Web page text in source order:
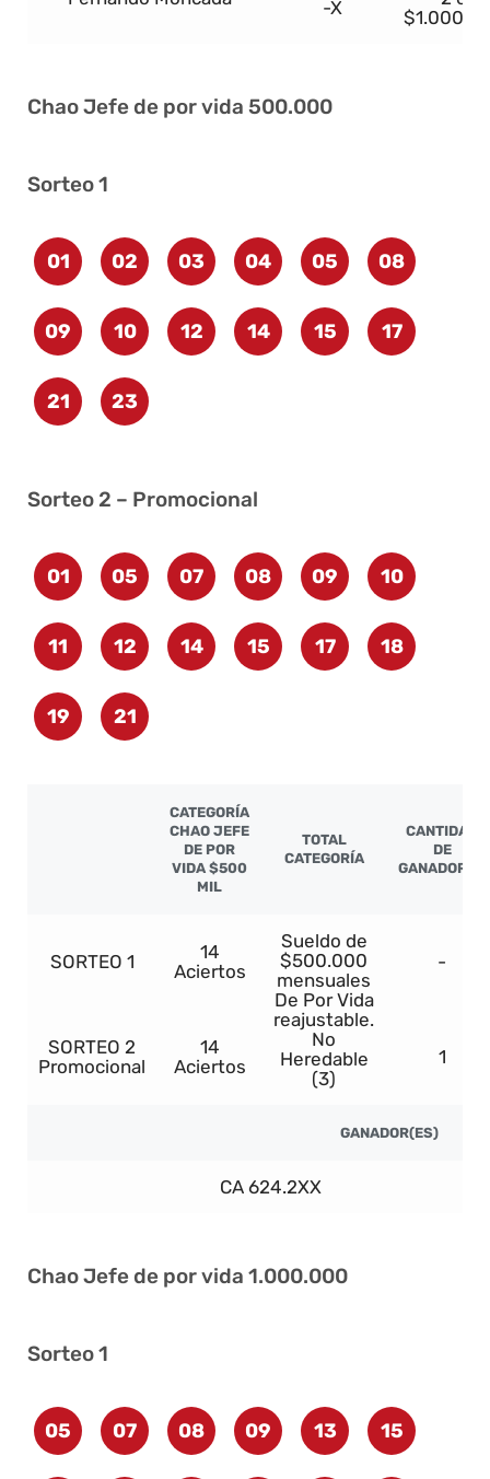
-X
Chao Jefe de por vida 500.000
Sorteo 1
01 02 03 04 05 08
09 10 12 14 15 17
21 23
Sorteo 2 – Promocional
01 05 07 08 09 10
11 12 14 15 17 18
19 21
CATEGORÍA
CHAO JEFE
DE POR
VIDA $500
MIL
TOTAL
CATEGORÍA
CANTIDAD
DE
GANADORES
SORTEO 1
14
Aciertos
Sueldo de
$500.000
mensuales
De Por Vida
reajustable.
No
Heredable
(3)
-
SORTEO 2
Promocional
14
Aciertos
1
GANADOR(ES)
CA 624.2XX
Chao Jefe de por vida 1.000.000
Sorteo 1
05 07 08 09 13 15